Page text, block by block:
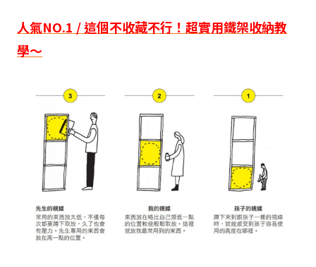
人氣NO.1 / 這個不收藏不行！超實用鐵架收納教
學～